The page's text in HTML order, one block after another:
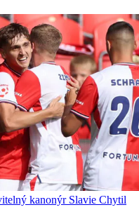
kanonýr Slavie Chytil